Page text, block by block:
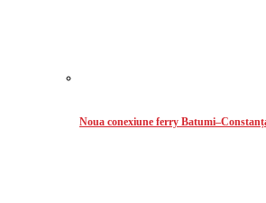
Noua conexiune ferry